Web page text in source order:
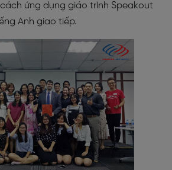
ứng dụng giáo trình Speakout
Anh giao tiếp.